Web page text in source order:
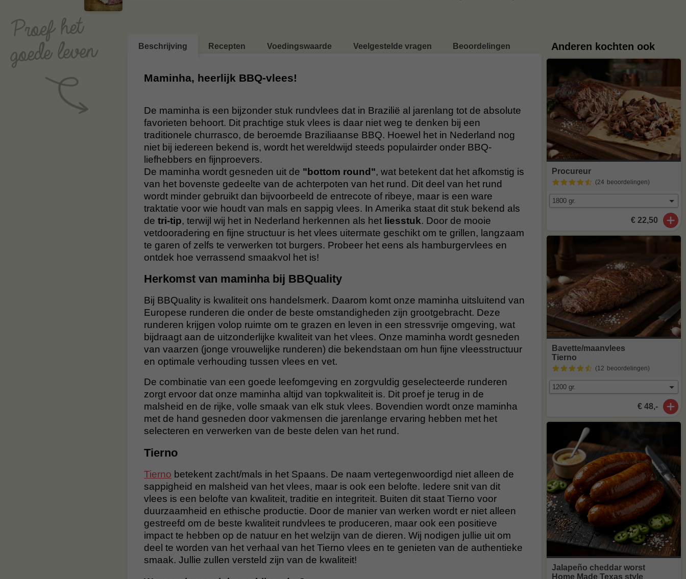
Beschrijving Recepten Voedingswaarde Veelgestelde vragen Beoordelingen
Maminha, heerlijk BBQ-vlees!
De maminha is een bijzonder stuk rundvlees dat in Brazilië al jarenlang tot de absolute
favorieten behoort. Dit prachtige stuk vlees is daar niet weg te denken bij een
traditionele churrasco, de beroemde Braziliaanse BBQ. Hoewel het in Nederland nog
niet bij iedereen bekend is, wordt het wereldwijd steeds populairder onder BBQ-
liefhebbers en fijnproevers.
De maminha wordt gesneden uit de "bottom round", wat betekent dat het afkomstig is
van het bovenste gedeelte van de achterpoten van het rund. Dit deel van het rund
wordt minder gebruikt dan bijvoorbeeld de entrecote of ribeye, maar is een ware
traktatie voor wie houdt van mals en sappig vlees. In Amerika staat dit stuk bekend als
de tri-tip, terwijl wij het in Nederland herkennen als het liesstuk. Door de mooie
vetdooradering en fijne structuur is het vlees uitermate geschikt om te grillen, langzaam
te garen of zelfs te verwerken tot burgers. Probeer het eens als hamburgervlees en
ontdek hoe verrassend smaakvol het is!
Herkomst van maminha bij BBQuality
Bij BBQuality is kwaliteit ons handelsmerk. Daarom komt onze maminha uitsluitend van
Europese runderen die onder de beste omstandigheden zijn grootgebracht. Deze
runderen krijgen volop ruimte om te grazen en leven in een stressvrije omgeving, wat
bijdraagt aan de uitzonderlijke kwaliteit van het vlees. Onze maminha wordt gesneden
van vaarzen (jonge vrouwelijke runderen) die bekendstaan om hun fijne vleesstructuur
en optimale verhouding tussen vlees en vet.
De combinatie van een goede leefomgeving en zorgvuldig geselecteerde runderen
zorgt ervoor dat onze maminha altijd van topkwaliteit is. Dit proef je terug in de
malsheid en de rijke, volle smaak van elk stuk vlees. Bovendien wordt onze maminha
met de hand gesneden door vakmensen die jarenlange ervaring hebben met het
selecteren en verwerken van de beste delen van het rund.
Tierno
Tierno betekent zacht/mals in het Spaans. De naam vertegenwoordigd niet alleen de
sappigheid en malsheid van het vlees, maar is ook een belofte. Iedere snit van dit
vlees is een belofte van kwaliteit, traditie en integriteit. Buiten dit staat Tierno voor
duurzaamheid en ethische productie. Door de manier van werken wordt er niet alleen
gestreefd om de beste kwaliteit rundvlees te produceren, maar ook een positieve
impact te hebben op de natuur en het welzijn van de dieren. Wij nodigen jullie uit om
deel te worden van het verhaal van het Tierno vlees en te genieten van de authentieke
smaak. Jullie zullen versteld zijn van de kwaliteit!
Anderen kochten ook
Procureur
(24 beoordelingen)
€ 22,50
Bavette/maanvlees
Tierno
(12 beoordelingen)
€ 48,-
Jalapeño cheddar worst
Home Made Texas style